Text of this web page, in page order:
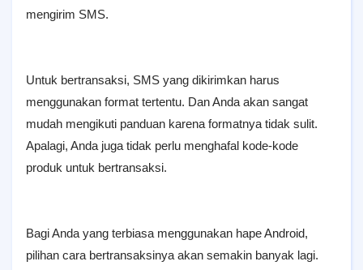
mengirim SMS.
Untuk bertransaksi, SMS yang dikirimkan harus
menggunakan format tertentu. Dan Anda akan sangat
mudah mengikuti panduan karena formatnya tidak sulit.
Apalagi, Anda juga tidak perlu menghafal kode-kode
produk untuk bertransaksi.
Bagi Anda yang terbiasa menggunakan hape Android,
pilihan cara bertransaksinya akan semakin banyak lagi.